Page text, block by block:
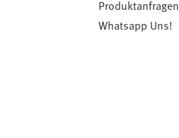
Produktanfragen
Whatsapp Uns!